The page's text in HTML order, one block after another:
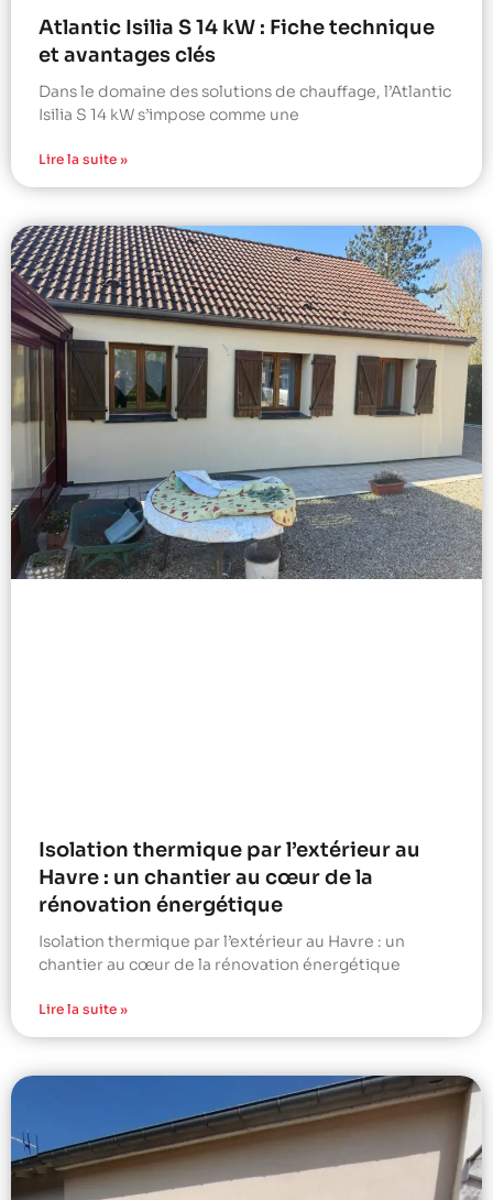
Atlantic Isilia S 14 kW : Fiche technique
et avantages clés
Dans le domaine des solutions de chauffage, l’Atlantic
Isilia S 14 kW s’impose comme une
Lire la suite »
Isolation thermique par l’extérieur au
Havre : un chantier au cœur de la
rénovation énergétique
Isolation thermique par l’extérieur au Havre : un
chantier au cœur de la rénovation énergétique
Lire la suite »